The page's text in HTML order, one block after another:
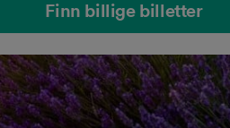
Finn billige billetter